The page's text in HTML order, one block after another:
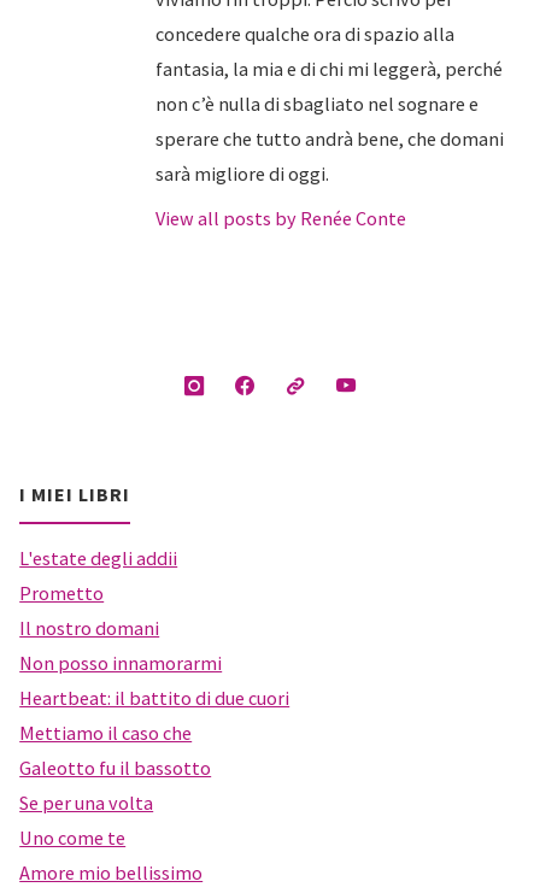
concedere qualche ora di spazio alla
fantasia, la mia e di chi mi leggerà, perché
non c’è nulla di sbagliato nel sognare e
sperare che tutto andrà bene, che domani
sarà migliore di oggi.
View all posts by Renée Conte
I MIEI LIBRI
L'estate degli addii
Prometto
Il nostro domani
Non posso innamorarmi
Heartbeat: il battito di due cuori
Mettiamo il caso che
Galeotto fu il bassotto
Se per una volta
Uno come te
Amore mio bellissimo